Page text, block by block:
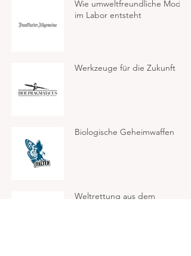
Wie umweltfreundliche Mode
im Labor entsteht
Werkzeuge für die Zukunft
Biologische Geheimwaffen
Weltrettung aus dem